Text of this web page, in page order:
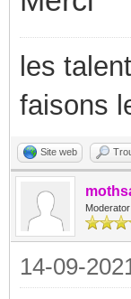
les
faisons
Site web
Moderator
14-09-